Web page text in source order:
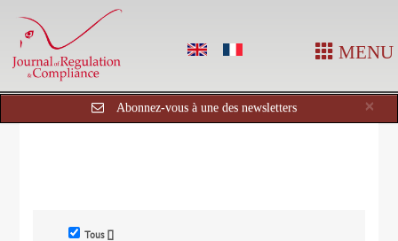
MENU
×
Abonnez-vous à une des newsletters
Tous []